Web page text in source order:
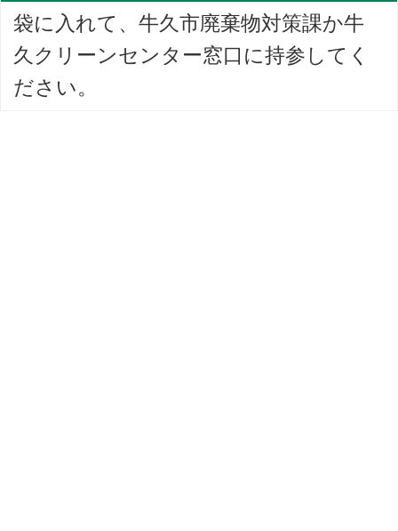
袋に入れて、牛久市廃棄物対策課か牛
久クリーンセンター窓口に持参してく
ださい。